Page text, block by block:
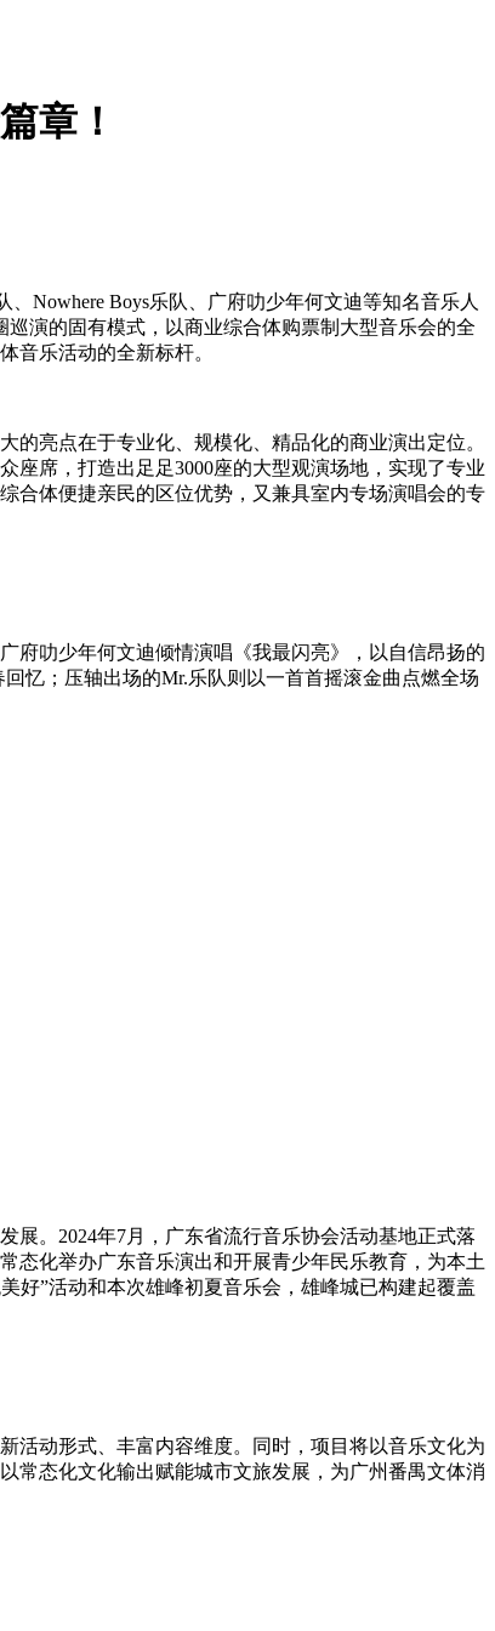
章！
Nowhere Boys乐队、广府叻少年何文迪等知名音乐人
演的固有模式，以商业综合体购票制大型音乐会的全
音乐活动的全新标杆。
亮点在于专业化、规模化、精品化的商业演出定位。
座席，打造出足足3000座的大型观演场地，实现了专业
合体便捷亲民的区位优势，又兼具室内专场演唱会的专
府叻少年何文迪倾情演唱《我最闪亮》，以自信昂扬的
忆；压轴出场的Mr.乐队则以一首首摇滚金曲点燃全场
展。2024年7月，广东省流行音乐协会活动基地正式落
态化举办广东音乐演出和开展青少年民乐教育，为本土
好”活动和本次雄峰初夏音乐会，雄峰城已构建起覆盖
活动形式、丰富内容维度。同时，项目将以音乐文化为
常态化文化输出赋能城市文旅发展，为广州番禺文体消